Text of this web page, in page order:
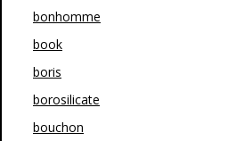
bonhomme
book
boris
borosilicate
bouchon